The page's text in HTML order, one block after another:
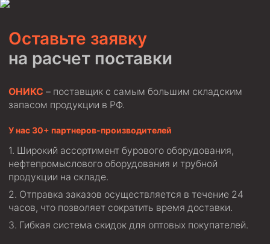
Оставьте заявку
на расчет поставки
ОНИКС – поставщик с самым большим складским
запасом продукции в РФ.
У нас 30+ партнеров-производителей
Широкий ассортимент бурового оборудования,
нефтепромыслового оборудования и трубной
продукции на складе.
Отправка заказов осуществляется в течение 24
часов, что позволяет сократить время доставки.
Гибкая система скидок для оптовых покупателей.